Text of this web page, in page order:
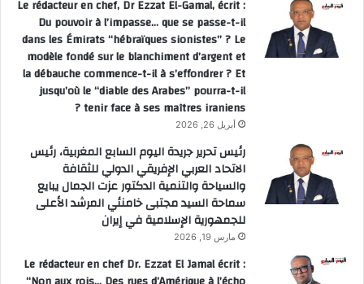
Le rédacteur en chef, Dr Ezzat El-Gamal, écrit :
Du pouvoir à l’impasse… que se passe-t-il
dans les Émirats “hébraïques sionistes” ? Le
modèle fondé sur le blanchiment d’argent et
la débauche commence-t-il à s’effondrer ? Et
jusqu’où le “diable des Arabes” pourra-t-il
tenir face à ses maîtres iraniens ?
أبريل 26, 2026
رئيس تحرير جريدة اليوم السابع المغربية، رئيس
الاتحاد العربي الإفريقي الدولي للثقافة
والسياحة والتنمية الدكتور عزت الجمال يبايع
سماحة السيد مجتبى خامنئي المرشد الأعلى
للجمهورية الإسلامية في إيران
مارس 19, 2026
Le rédacteur en chef Dr. Ezzat El Jamal écrit :